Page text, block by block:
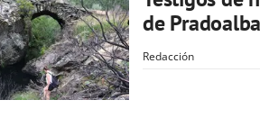
de
Redacción